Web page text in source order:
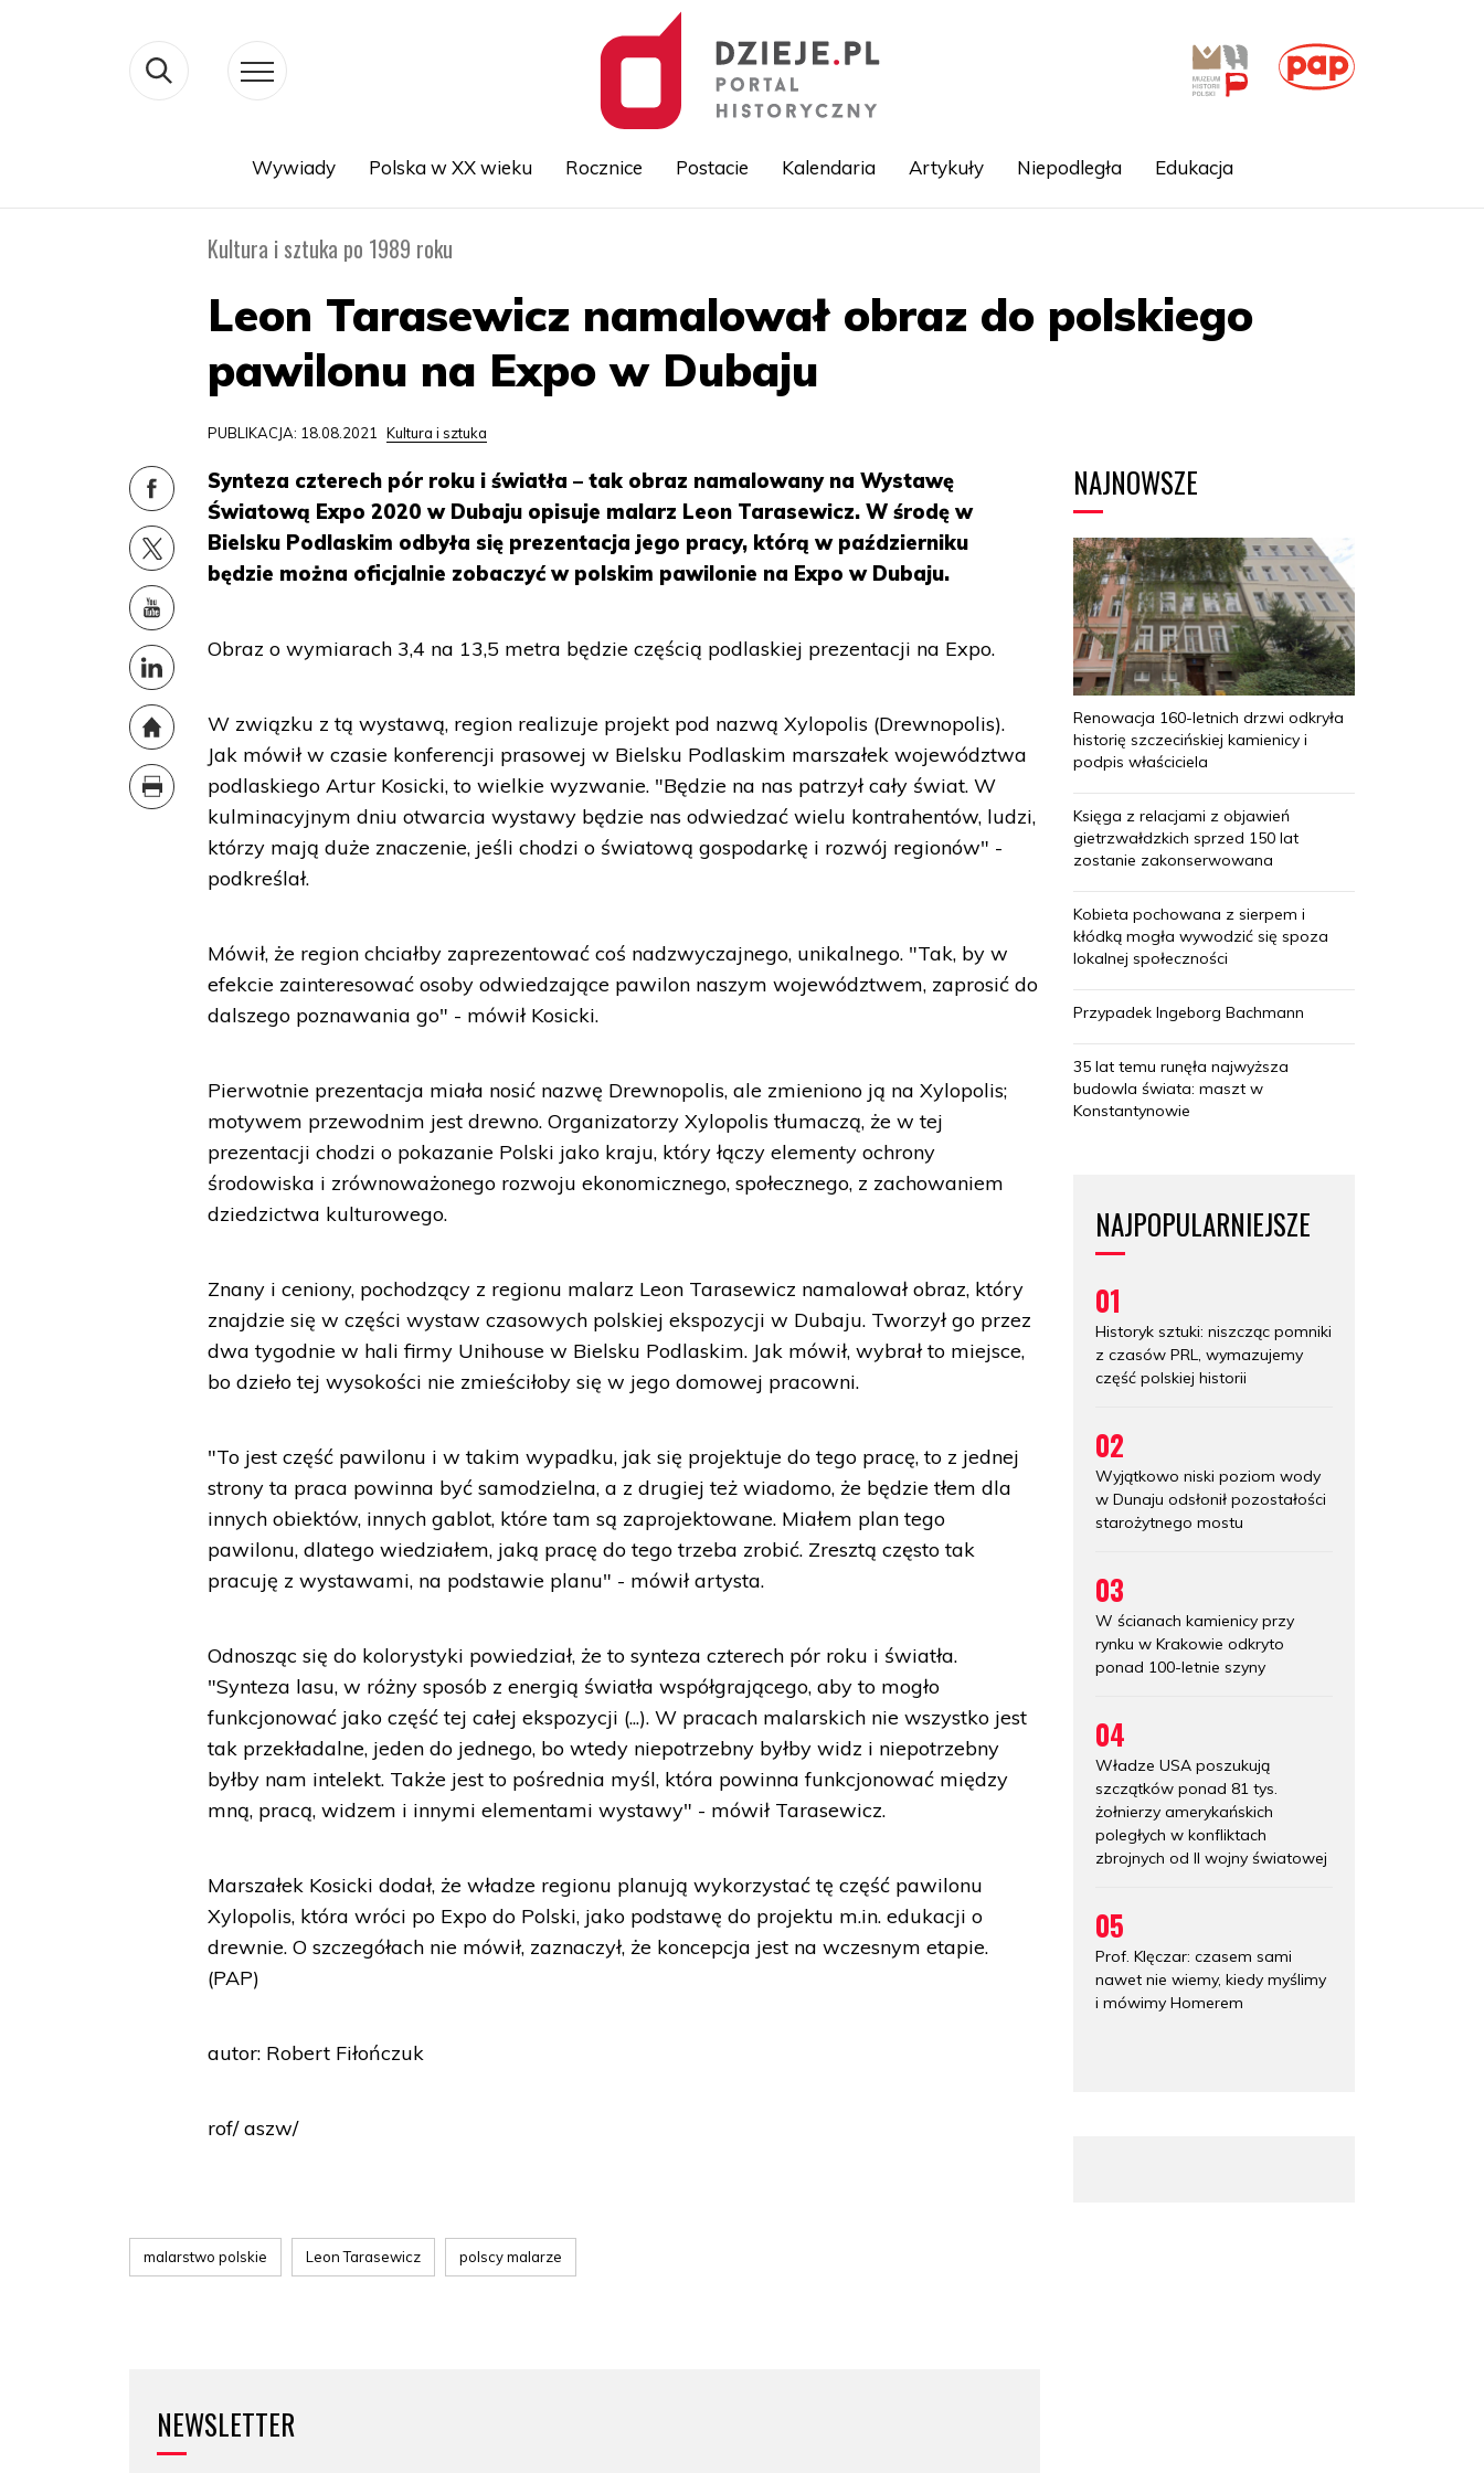
Wywiady Polska w XX wieku Rocznice Postacie Kalendaria Artykuły Niepodległa Edukacja
Kultura i sztuka po 1989 roku
Leon Tarasewicz namalował obraz do polskiego
pawilonu na Expo w Dubaju
PUBLIKACJA: 18.08.2021 Kultura i sztuka
Synteza czterech pór roku i światła – tak obraz namalowany na Wystawę
Światową Expo 2020 w Dubaju opisuje malarz Leon Tarasewicz. W środę w
Bielsku Podlaskim odbyła się prezentacja jego pracy, którą w październiku
będzie można oficjalnie zobaczyć w polskim pawilonie na Expo w Dubaju.
Obraz o wymiarach 3,4 na 13,5 metra będzie częścią podlaskiej prezentacji na Expo.
W związku z tą wystawą, region realizuje projekt pod nazwą Xylopolis (Drewnopolis).
Jak mówił w czasie konferencji prasowej w Bielsku Podlaskim marszałek województwa
podlaskiego Artur Kosicki, to wielkie wyzwanie. "Będzie na nas patrzył cały świat. W
kulminacyjnym dniu otwarcia wystawy będzie nas odwiedzać wielu kontrahentów, ludzi,
którzy mają duże znaczenie, jeśli chodzi o światową gospodarkę i rozwój regionów" -
podkreślał.
Mówił, że region chciałby zaprezentować coś nadzwyczajnego, unikalnego. "Tak, by w
efekcie zainteresować osoby odwiedzające pawilon naszym województwem, zaprosić do
dalszego poznawania go" - mówił Kosicki.
Pierwotnie prezentacja miała nosić nazwę Drewnopolis, ale zmieniono ją na Xylopolis;
motywem przewodnim jest drewno. Organizatorzy Xylopolis tłumaczą, że w tej
prezentacji chodzi o pokazanie Polski jako kraju, który łączy elementy ochrony
środowiska i zrównoważonego rozwoju ekonomicznego, społecznego, z zachowaniem
dziedzictwa kulturowego.
Znany i ceniony, pochodzący z regionu malarz Leon Tarasewicz namalował obraz, który
znajdzie się w części wystaw czasowych polskiej ekspozycji w Dubaju. Tworzył go przez
dwa tygodnie w hali firmy Unihouse w Bielsku Podlaskim. Jak mówił, wybrał to miejsce,
bo dzieło tej wysokości nie zmieściłoby się w jego domowej pracowni.
"To jest część pawilonu i w takim wypadku, jak się projektuje do tego pracę, to z jednej
strony ta praca powinna być samodzielna, a z drugiej też wiadomo, że będzie tłem dla
innych obiektów, innych gablot, które tam są zaprojektowane. Miałem plan tego
pawilonu, dlatego wiedziałem, jaką pracę do tego trzeba zrobić. Zresztą często tak
pracuję z wystawami, na podstawie planu" - mówił artysta.
Odnosząc się do kolorystyki powiedział, że to synteza czterech pór roku i światła.
"Synteza lasu, w różny sposób z energią światła współgrającego, aby to mogło
funkcjonować jako część tej całej ekspozycji (...). W pracach malarskich nie wszystko jest
tak przekładalne, jeden do jednego, bo wtedy niepotrzebny byłby widz i niepotrzebny
byłby nam intelekt. Także jest to pośrednia myśl, która powinna funkcjonować między
mną, pracą, widzem i innymi elementami wystawy" - mówił Tarasewicz.
Marszałek Kosicki dodał, że władze regionu planują wykorzystać tę część pawilonu
Xylopolis, która wróci po Expo do Polski, jako podstawę do projektu m.in. edukacji o
drewnie. O szczegółach nie mówił, zaznaczył, że koncepcja jest na wczesnym etapie.
(PAP)
autor: Robert Fiłończuk
rof/ aszw/
malarstwo polskie Leon Tarasewicz polscy malarze
NEWSLETTER
NAJNOWSZE
Renowacja 160-letnich drzwi odkryła
historię szczecińskiej kamienicy i
podpis właściciela
Księga z relacjami z objawień
gietrzwałdzkich sprzed 150 lat
zostanie zakonserwowana
Kobieta pochowana z sierpem i
kłódką mogła wywodzić się spoza
lokalnej społeczności
Przypadek Ingeborg Bachmann
35 lat temu runęła najwyższa
budowla świata: maszt w
Konstantynowie
NAJPOPULARNIEJSZE
01
Historyk sztuki: niszcząc pomniki
z czasów PRL, wymazujemy
część polskiej historii
02
Wyjątkowo niski poziom wody
w Dunaju odsłonił pozostałości
starożytnego mostu
03
W ścianach kamienicy przy
rynku w Krakowie odkryto
ponad 100-letnie szyny
04
Władze USA poszukują
szczątków ponad 81 tys.
żołnierzy amerykańskich
poległych w konfliktach
zbrojnych od II wojny światowej
05
Prof. Klęczar: czasem sami
nawet nie wiemy, kiedy myślimy
i mówimy Homerem